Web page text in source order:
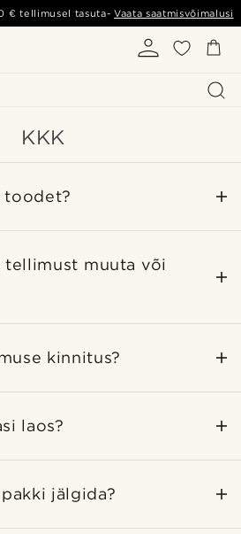
€ tellimusel tasuta-Vaata saatmisvõimalusi
KKK
toodet?
tellimust muuta või
kinnitus?
laos?
jälgida?